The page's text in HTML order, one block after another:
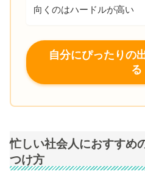
向くのはハードルが高い
自分にぴったりの
る
忙しい社会人におすすめ
つけ方